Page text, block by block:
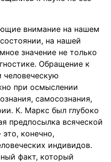
внимание на нашем
на нашей
значение не только
Обращение к
при осмыслении
самосознания,
К. Маркс был глубоко
предпосылка всяческой
конечно,
индивидов.
факт, который